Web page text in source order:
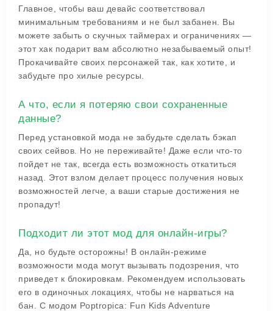
Главное, чтобы ваш девайс соответствовал
минимальным требованиям и не был забанен. Вы
можете забыть о скучных таймерах и ограничениях —
этот хак подарит вам абсолютно незабываемый опыт!
Прокачивайте своих персонажей так, как хотите, и
забудьте про хилые ресурсы.
А что, если я потеряю свои сохраненные
данные?
Перед установкой мода не забудьте сделать бэкап
своих сейвов. Но не переживайте! Даже если что-то
пойдет не так, всегда есть возможность откатиться
назад. Этот взлом делает процесс получения новых
возможностей легче, а ваши старые достижения не
пропадут!
Подходит ли этот мод для онлайн-игры?
Да, но будьте осторожны! В онлайн-режиме
возможности мода могут вызывать подозрения, что
приведет к блокировкам. Рекомендуем использовать
его в одиночных локациях, чтобы не нарваться на
бан. С модом Poptropica: Fun Kids Adventure